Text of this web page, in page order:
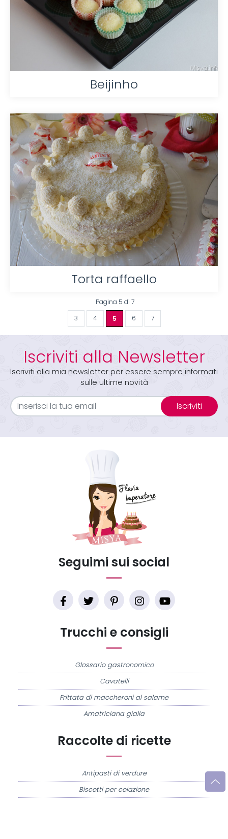
Beijinho
Torta raffaello
Pagina 5 di 7
3 4 5 6 7
Iscriviti alla Newsletter
Iscriviti alla mia newsletter per essere sempre informati
sulle ultime novità
Iscriviti
Raccolte di ricette
Antipasti di verdure
Biscotti per colazione
Trucchi e consigli
Glossario gastronomico
Cavatelli
Frittata di maccheroni al salame
Amatriciana gialla
Seguimi sui social